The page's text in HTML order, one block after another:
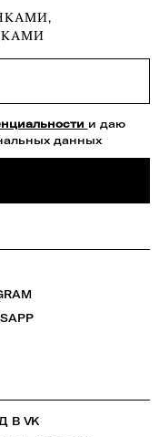
и даю
данных
В VK